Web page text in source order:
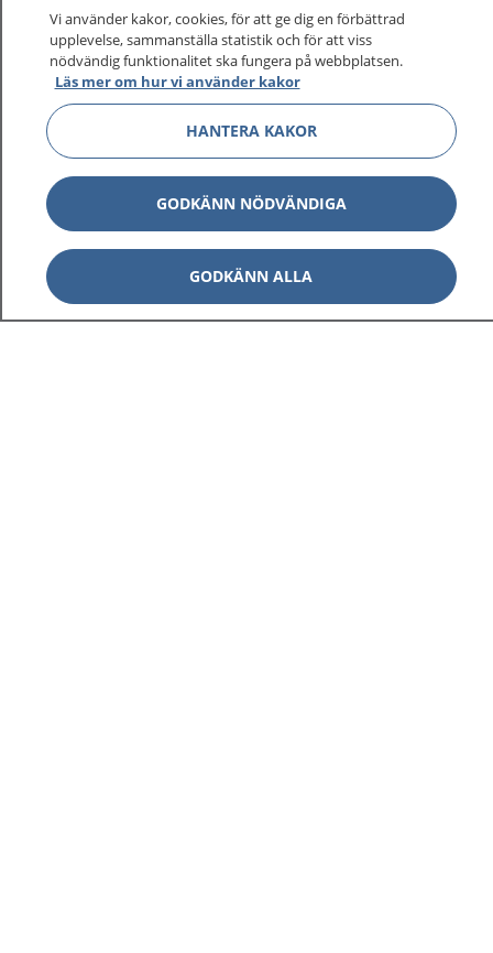
Vi använder kakor, cookies, för att ge dig en förbättrad
upplevelse, sammanställa statistik och för att viss
nödvändig funktionalitet ska fungera på webbplatsen.
Läs mer om hur vi använder kakor
HANTERA KAKOR
GODKÄNN NÖDVÄNDIGA
GODKÄNN ALLA